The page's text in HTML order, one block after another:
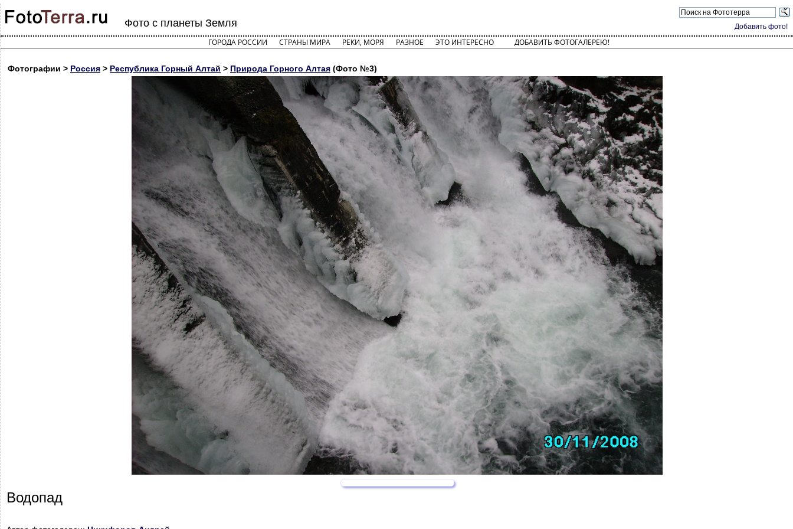
Добавить фото!
Фото с планеты Земля
ГОРОДА РОССИИ СТРАНЫ МИРА РЕКИ, МОРЯ РАЗНОЕ ЭТО ИНТЕРЕСНО ДОБАВИТЬ ФОТОГАЛЕРЕЮ!
Фотографии > Россия > Республика Горный Алтай > Природа Горного Алтая (Фото №3)
Водопад